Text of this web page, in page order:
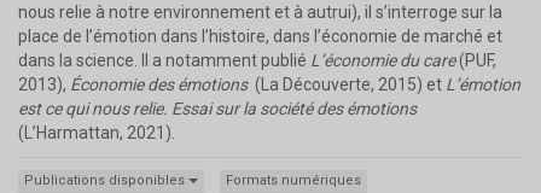
nous relie à notre environnement et à autrui), il s’interroge sur la
place de l’émotion dans l’histoire, dans l’économie de marché et
dans la science. Il a notamment publié L’économie du care(PUF,
2013), Économie des émotions(La Découverte, 2015) et L’émotion
est ce qui nous relie. Essai sur la société des émotions
(L’Harmattan, 2021).
Publications disponibles Formats numériques